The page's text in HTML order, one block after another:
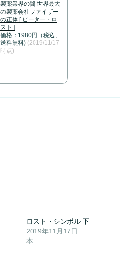
製薬業界の闇 世界最大
の製薬会社ファイザー
の正体 [ ピーター・ロ
スト ]
価格：1980円（税込、
送料無料) (2019/11/17
時点)
ロスト・シンボル 下
2019年11月17日
本